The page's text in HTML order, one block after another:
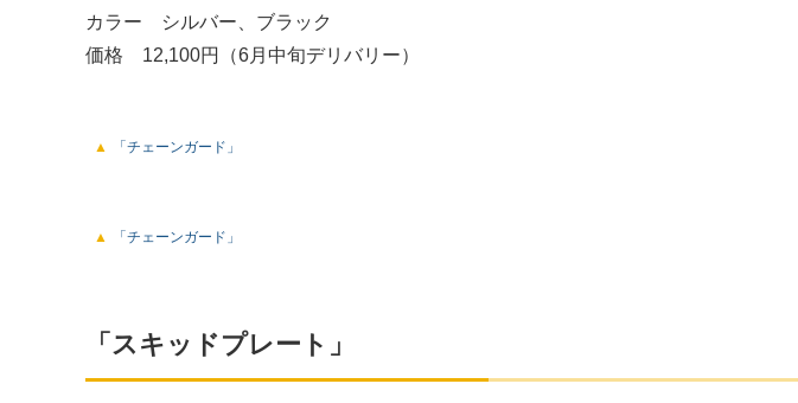
カラー シルバー、ブラック
価格 12,100円（6月中旬デリバリー）
「チェーンガード」
「チェーンガード」
「スキッドプレート」